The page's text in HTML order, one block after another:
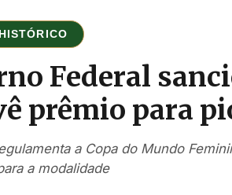
Federal
prêmio para
a Copa do Mundo
a modalidade